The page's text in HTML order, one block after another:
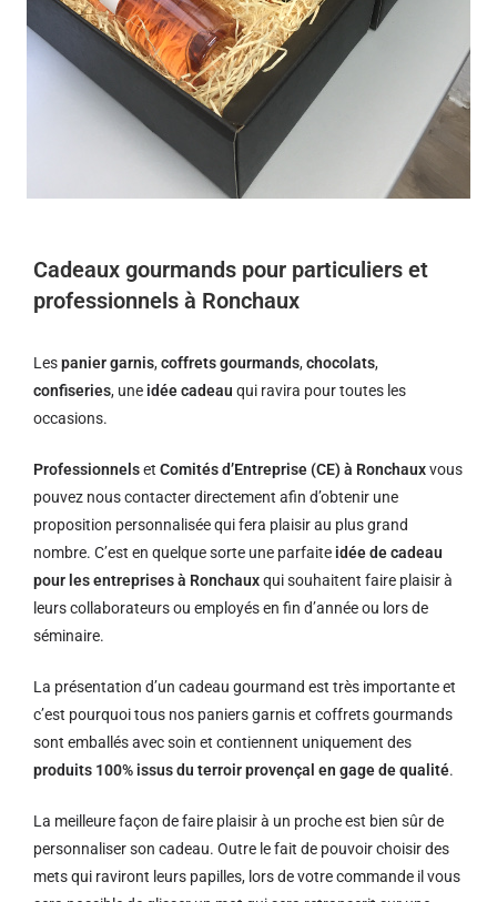
Cadeaux gourmands pour particuliers et
professionnels à Ronchaux
Lespanier garnis,coffrets gourmands,chocolats,
confiseries, une idée cadeau qui ravira pour toutes les
occasions.
Professionnelset Comités d’Entreprise (CE) à Ronchauxvous
pouvez nous contacter directement afin d’obtenir une
proposition personnalisée qui fera plaisir au plus grand
nombre. C’est en quelque sorte une parfaite idée de cadeau
pour les entreprises à Ronchauxqui souhaitent faire plaisir à
leurs collaborateurs ou employés en fin d’année ou lors de
séminaire.
La présentation d’un cadeau gourmand est très importante et
c’est pourquoi tous nos paniers garnis et coffrets gourmands
sont emballés avec soin et contiennent uniquement des
produits 100% issus du terroir provençal en gage de qualité.
La meilleure façon de faire plaisir à un proche est bien sûr de
personnaliser son cadeau. Outre le fait de pouvoir choisir des
mets qui raviront leurs papilles, lors de votre commande il vous